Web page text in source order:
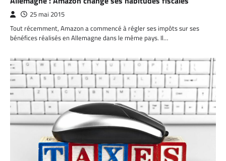
25 mai 2015
Tout récemment, Amazon a commencé à régler ses impôts sur ses
bénéfices réalisés en Allemagne dans le même pays. Il…